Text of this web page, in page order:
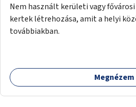
Nem használt kerületi vagy
kertek létrehozása, amit a helyi
továbbiakban.
Megnézem